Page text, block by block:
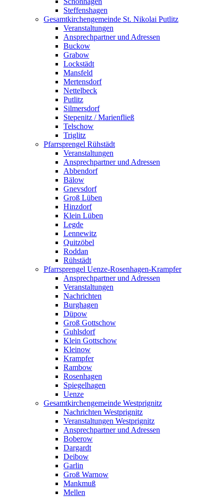
Steffenshagen
Gesamtkirchengemeinde St. Nikolai Putlitz
Veranstaltungen
Ansprechpartner und Adressen
Buckow
Grabow
Lockstädt
Mansfeld
Mertensdorf
Nettelbeck
Putlitz
Silmersdorf
Stepenitz / Marienfließ
Telschow
Triglitz
Pfarrsprengel Rühstädt
Veranstaltungen
Ansprechpartner und Adressen
Abbendorf
Bälow
Gnevsdorf
Groß Lüben
Hinzdorf
Klein Lüben
Legde
Lennewitz
Quitzöbel
Roddan
Rühstädt
Pfarrsprengel Uenze-Rosenhagen-Krampfer
Ansprechpartner und Adressen
Veranstaltungen
Nachrichten
Burghagen
Düpow
Groß Gottschow
Guhlsdorf
Klein Gottschow
Kleinow
Krampfer
Rambow
Rosenhagen
Spiegelhagen
Uenze
Gesamtkirchengemeinde Westprignitz
Nachrichten Westprignitz
Veranstaltungen Westprignitz
Ansprechpartner und Adressen
Boberow
Dargardt
Deibow
Garlin
Groß Warnow
Mankmuß
Mellen